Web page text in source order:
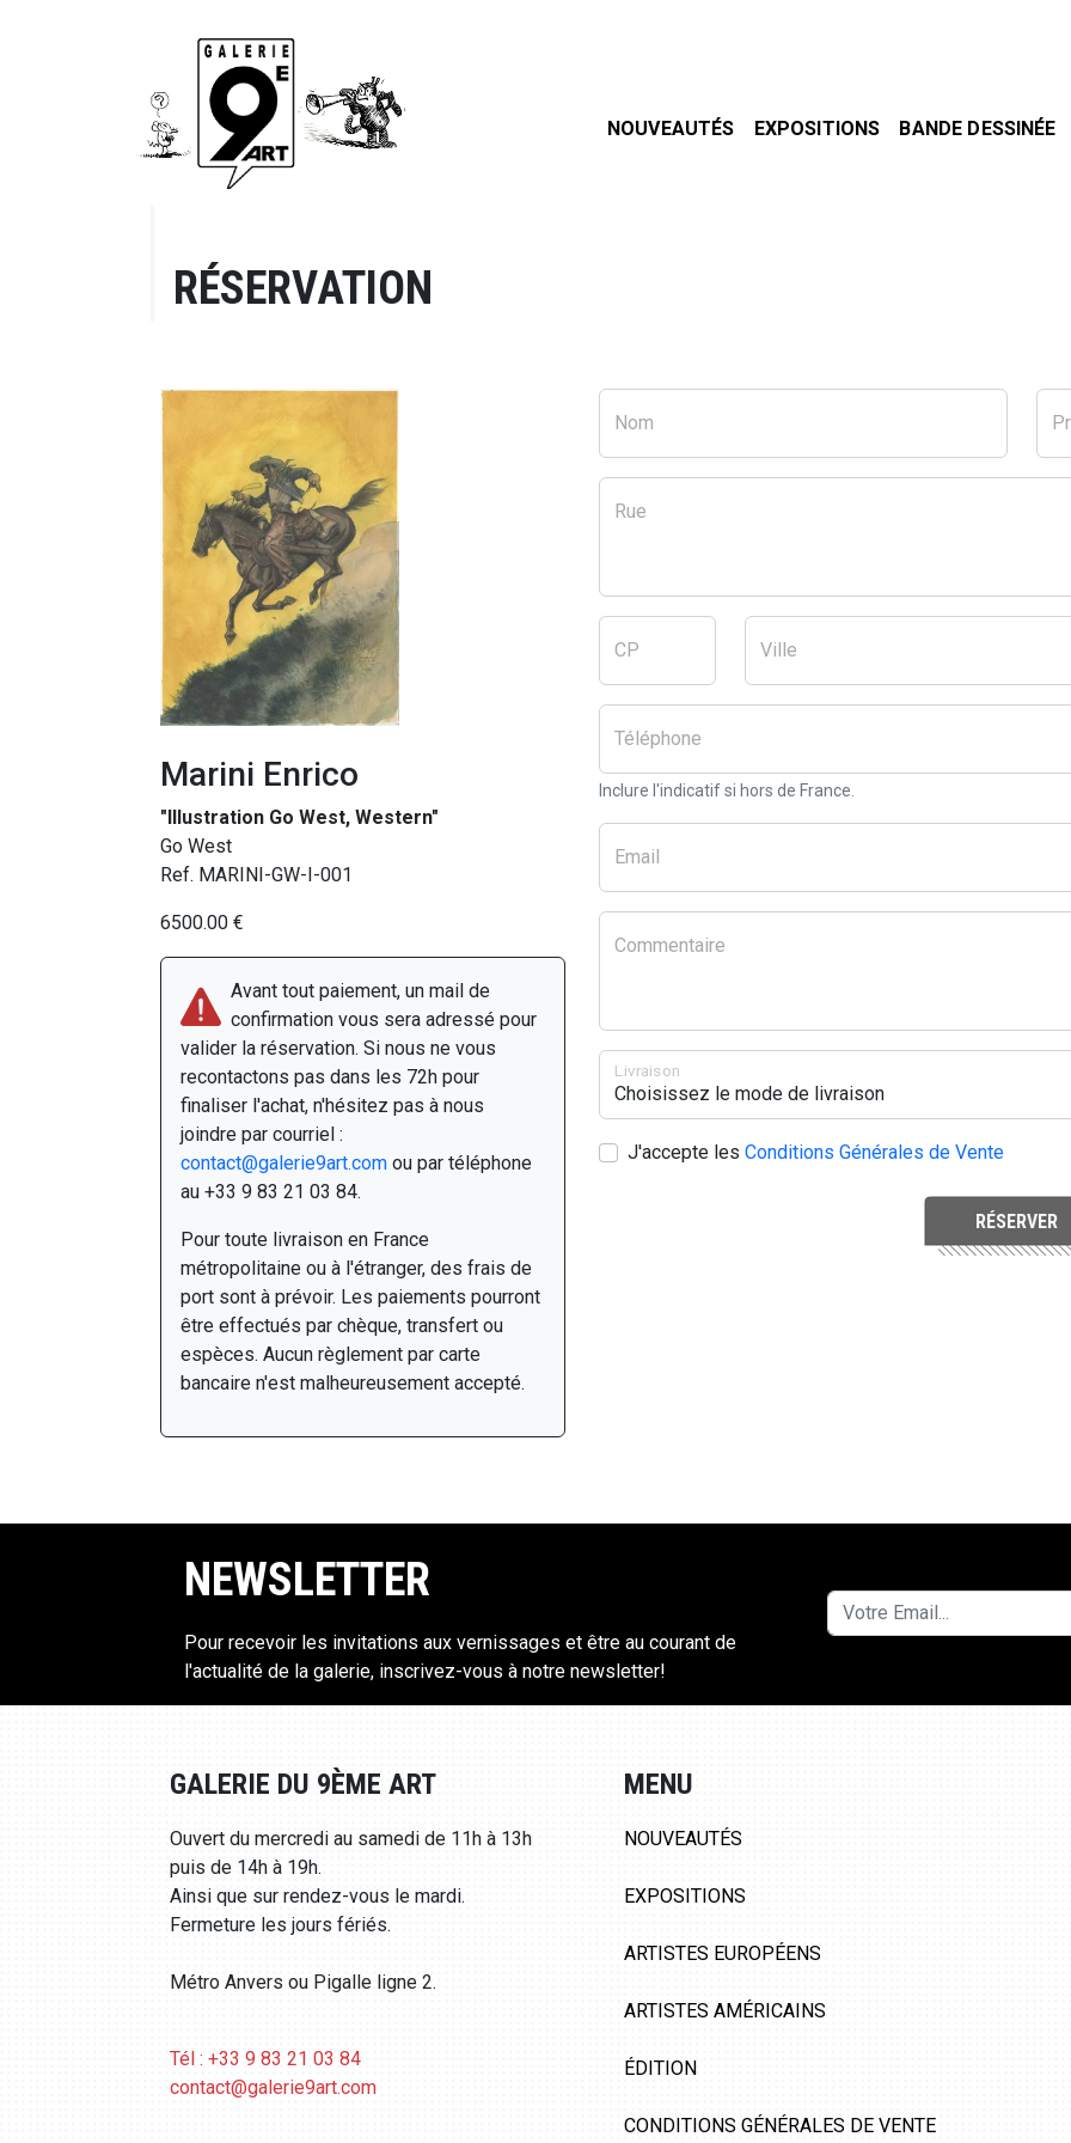
NOUVEAUTÉS EXPOSITIONS BANDE DESSINÉE
RÉSERVATION
Marini Enrico
"Illustration Go West, Western"
Go West
Ref. MARINI-GW-I-001
6500.00 €
Avant tout paiement, un mail de
confirmation vous sera adressé pour
valider la réservation. Si nous ne vous
recontactons pas dans les 72h pour
finaliser l'achat, n'hésitez pas à nous
joindre par courriel :
contact@galerie9art.com ou par téléphone
au +33 9 83 21 03 84.
Pour toute livraison en France
métropolitaine ou à l'étranger, des frais de
port sont à prévoir. Les paiements pourront
être effectués par chèque, transfert ou
espèces. Aucun règlement par carte
bancaire n'est malheureusement accepté.
Nom
Rue
CP Ville
Téléphone
Inclure l'indicatif si hors de France.
Email
Commentaire
Livraison
J'accepte les Conditions Générales de Vente
RÉSERVER
NEWSLETTER
Pour recevoir les invitations aux vernissages et être au courant de
l'actualité de la galerie, inscrivez-vous à notre newsletter!
GALERIE DU 9ÈME ART
Ouvert du mercredi au samedi de 11h à 13h
puis de 14h à 19h.
Ainsi que sur rendez-vous le mardi.
Fermeture les jours fériés.
Métro Anvers ou Pigalle ligne 2.
Tél : +33 9 83 21 03 84
contact@galerie9art.com
MENU
NOUVEAUTÉS
EXPOSITIONS
ARTISTES EUROPÉENS
ARTISTES AMÉRICAINS
ÉDITION
CONDITIONS GÉNÉRALES DE VENTE